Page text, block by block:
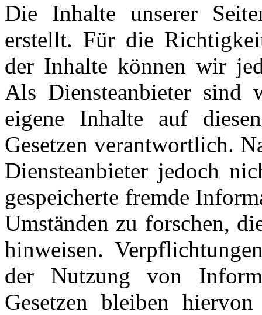
Die Inhalte unserer
erstellt. Für die
der Inhalte können wir
Als Diensteanbieter
eigene Inhalte auf
Gesetzen verantwortlich.
Diensteanbieter jedoch
gespeicherte fremde
Umständen zu forschen,
hinweisen.
der Nutzung von
Gesetzen bleiben